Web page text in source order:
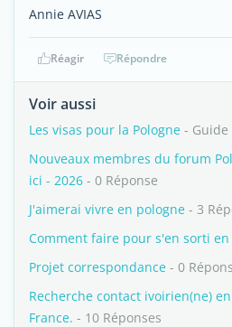
Annie AVIAS
Réagir Répondre
Voir aussi
Les visas pour la Pologne - Guide
Nouveaux membres du forum
ici - 2026 - 0 Réponse
J'aimerai vivre en pologne - 3
Comment faire pour s'en sorti en
Projet correspondance - 0
Recherche contact ivoirien(ne)
France. - 10 Réponses